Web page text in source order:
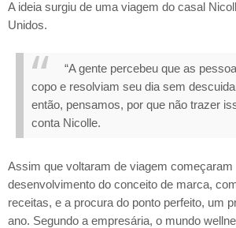
A ideia surgiu de uma viagem do casal
Unidos.
“A gente percebeu que as
copo e resolviam seu dia sem
então, pensamos, por que não trazer
conta Nicolle.
Assim que voltaram de viagem começaram
desenvolvimento do conceito de marca,
receitas, e a procura do ponto perfeito, um
ano. Segundo a empresária, o mundo